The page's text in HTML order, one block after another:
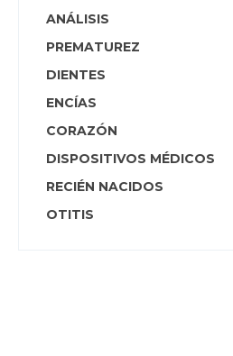
ANÁLISIS
PREMATUREZ
DIENTES
ENCÍAS
CORAZÓN
DISPOSITIVOS MÉDICOS
RECIÉN NACIDOS
OTITIS